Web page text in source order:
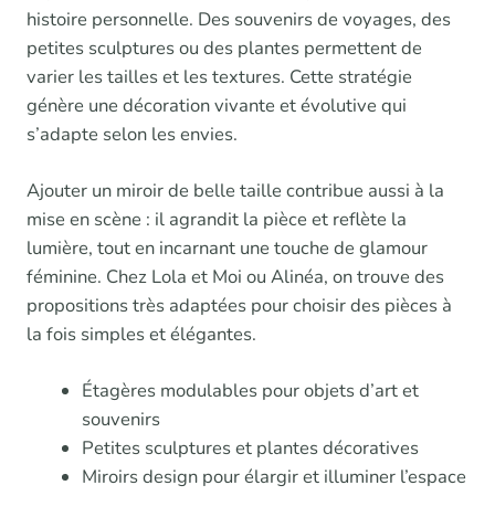
histoire personnelle. Des souvenirs de voyages, des
petites sculptures ou des plantes permettent de
varier les tailles et les textures. Cette stratégie
génère une décoration vivante et évolutive qui
s’adapte selon les envies.
Ajouter un miroir de belle taille contribue aussi à la
mise en scène : il agrandit la pièce et reflète la
lumière, tout en incarnant une touche de glamour
féminine. Chez Lola et Moi ou Alinéa, on trouve des
propositions très adaptées pour choisir des pièces à
la fois simples et élégantes.
Étagères modulables pour objets d’art et
souvenirs
Petites sculptures et plantes décoratives
Miroirs design pour élargir et illuminer l’espace